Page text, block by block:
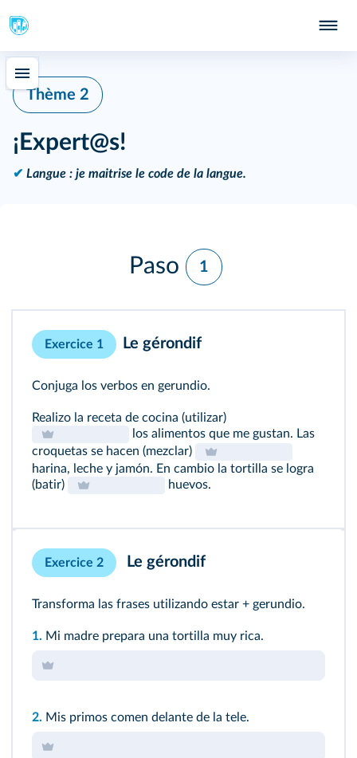
Thème 2
¡Expert@s!
✔ Langue : je maitrise le code de la langue.
Paso 1
Exercice 1 Le gérondif
Conjuga los verbos en gerundio.
Realizo la receta de cocina (utilizar)
los alimentos que me gustan. Las
croquetas se hacen (mezclar)
harina, leche y jamón. En cambio la tortilla se logra
(batir)
huevos.
Exercice 2 Le gérondif
Transforma las frases utilizando estar + gerundio.
1. Mi madre prepara una tortilla muy rica.
2. Mis primos comen delante de la tele.